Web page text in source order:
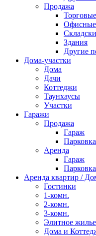
Продажа
Здания
Другие
Дома-участки
Дома
Дачи
Коттеджи
Таунхаусы
Участки
Гаражи
Продажа
Гараж
Парковка
Аренда
Гараж
Парковка
Аренда квартир /
Гостинки
1-комн.
2-комн.
3-комн.
Элитное жилье
Дома и